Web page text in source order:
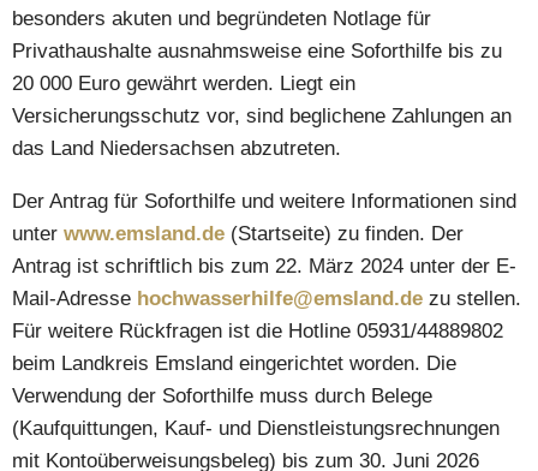
besonders akuten und begründeten Notlage für
Privathaushalte ausnahmsweise eine Soforthilfe bis zu
20 000 Euro gewährt werden. Liegt ein
Versicherungsschutz vor, sind beglichene Zahlungen an
das Land Niedersachsen abzutreten.
Der Antrag für Soforthilfe und weitere Informationen sind
unter www.emsland.de (Startseite) zu finden. Der
Antrag ist schriftlich bis zum 22. März 2024 unter der E-
Mail-Adresse hochwasserhilfe@emsland.de zu stellen.
Für weitere Rückfragen ist die Hotline 05931/44889802
beim Landkreis Emsland eingerichtet worden. Die
Verwendung der Soforthilfe muss durch Belege
(Kaufquittungen, Kauf- und Dienstleistungsrechnungen
mit Kontoüberweisungsbeleg) bis zum 30. Juni 2026